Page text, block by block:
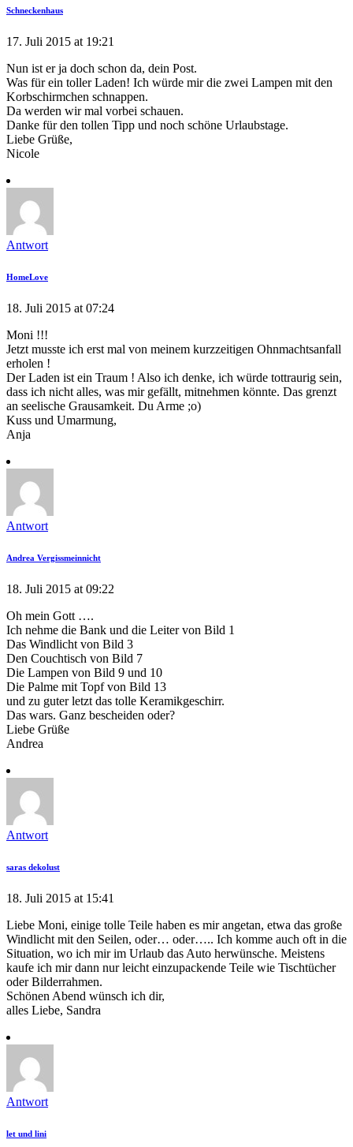
Schneckenhaus
17. Juli 2015 at 19:21
Nun ist er ja doch schon da, dein Post.
Was für ein toller Laden! Ich würde mir die zwei Lampen mit den
Korbschirmchen schnappen.
Da werden wir mal vorbei schauen.
Danke für den tollen Tipp und noch schöne Urlaubstage.
Liebe Grüße,
Nicole
Antwort
HomeLove
18. Juli 2015 at 07:24
Moni !!!
Jetzt musste ich erst mal von meinem kurzzeitigen Ohnmachtsanfall
erholen !
Der Laden ist ein Traum ! Also ich denke, ich würde tottraurig sein,
dass ich nicht alles, was mir gefällt, mitnehmen könnte. Das grenzt
an seelische Grausamkeit. Du Arme ;o)
Kuss und Umarmung,
Anja
Antwort
Andrea Vergissmeinnicht
18. Juli 2015 at 09:22
Oh mein Gott ….
Ich nehme die Bank und die Leiter von Bild 1
Das Windlicht von Bild 3
Den Couchtisch von Bild 7
Die Lampen von Bild 9 und 10
Die Palme mit Topf von Bild 13
und zu guter letzt das tolle Keramikgeschirr.
Das wars. Ganz bescheiden oder?
Liebe Grüße
Andrea
Antwort
saras dekolust
18. Juli 2015 at 15:41
Liebe Moni, einige tolle Teile haben es mir angetan, etwa das große
Windlicht mit den Seilen, oder… oder….. Ich komme auch oft in die
Situation, wo ich mir im Urlaub das Auto herwünsche. Meistens
kaufe ich mir dann nur leicht einzupackende Teile wie Tischtücher
oder Bilderrahmen.
Schönen Abend wünsch ich dir,
alles Liebe, Sandra
Antwort
let und lini